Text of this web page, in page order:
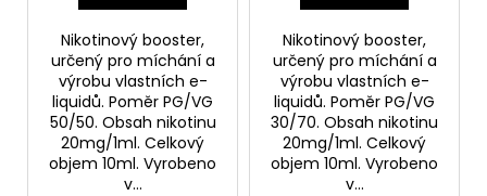
Nikotinový booster,
určený pro míchání a
výrobu vlastních e-
liquidů. Poměr PG/VG
50/50. Obsah nikotinu
20mg/1ml. Celkový
objem 10ml. Vyrobeno
v...
Nikotinový booster,
určený pro míchání a
výrobu vlastních e-
liquidů. Poměr PG/VG
30/70. Obsah nikotinu
20mg/1ml. Celkový
objem 10ml. Vyrobeno
v...